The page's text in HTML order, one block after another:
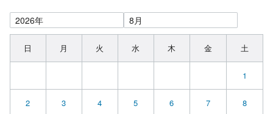
日 月 火 水 木 金 土
1
2 3 4 5 6 7 8